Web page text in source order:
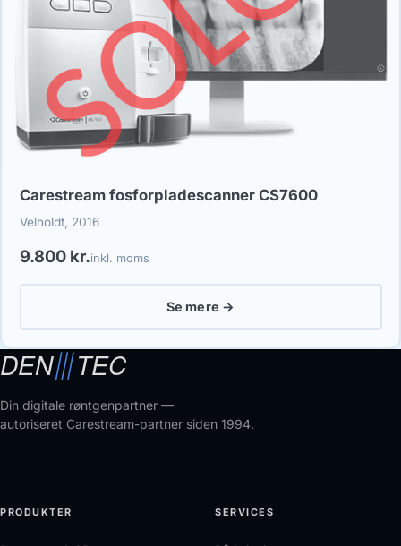
Carestream fosforpladescanner CS7600
Velholdt, 2016
9.800 kr.inkl. moms
Se mere →
Din digitale røntgenpartner —
autoriseret Carestream-partner siden 1994.
PRODUKTER SERVICES